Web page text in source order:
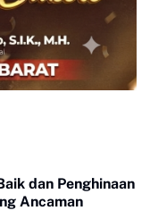
dan Penghinaan
Ancaman